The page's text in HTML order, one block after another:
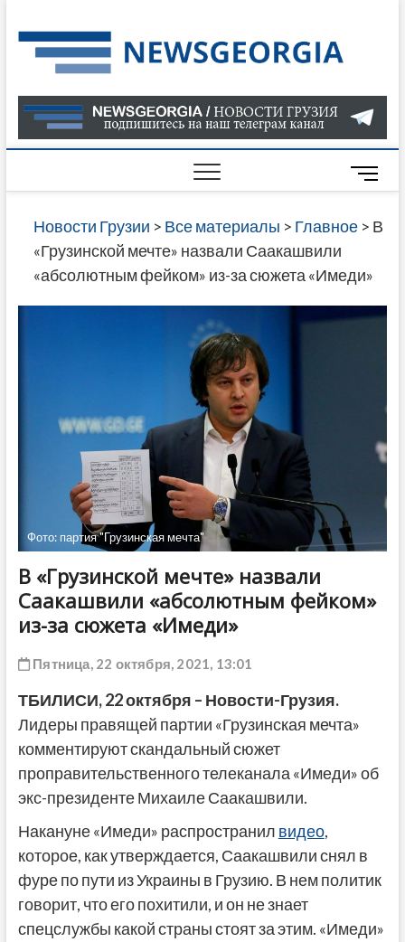
to
content
О
В
ГРУЗИИ
САЙТЕ
M
e
n
B
t
Новости Грузии > Все материалы > Главное> В
«Грузинской мечте» назвали Саакашвили
«абсолютным фейком» из-за сюжета «Имеди»
Фото: партия "Грузинская мечта"
В «Грузинской мечте» назвали
Саакашвили «абсолютным фейком»
из-за сюжета «Имеди»
Пятница, 22 октября, 2021, 13:01
ТБИЛИСИ, 22 октября – Новости-Грузия.
Лидеры правящей партии «Грузинская мечта»
комментируют скандальный сюжет
проправительственного телеканала «Имеди» об
экс-президенте Михаиле Саакашвили.
Накануне «Имеди» распространил видео,
которое, как утверждается, Саакашвили снял в
фуре по пути из Украины в Грузию. В нем политик
говорит, что его похитили, и он не знает
спецслужбы какой страны стоят за этим. «Имеди»